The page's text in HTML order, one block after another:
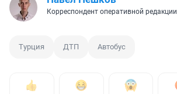
Корреспондент оперативной редакции
Турция ДТП Автобус